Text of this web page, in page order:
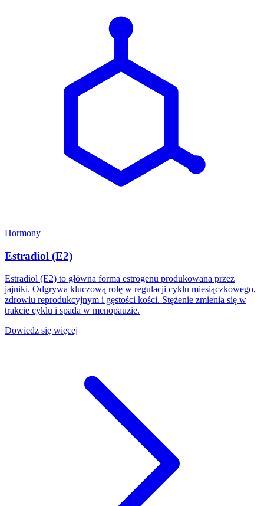
Hormony
Estradiol (E2)
Estradiol (E2) to główna forma estrogenu produkowana przez
jajniki. Odgrywa kluczową rolę w regulacji cyklu miesiączkowego,
zdrowiu reprodukcyjnym i gęstości kości. Stężenie zmienia się w
trakcie cyklu i spada w menopauzie.
Dowiedz się więcej